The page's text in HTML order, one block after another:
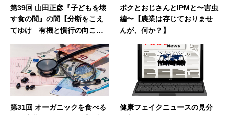
第39回 山田正彦『子どもを壊
す食の闇』の闇【分断をこえ
てゆけ 有機と慣行の向こう
ボクとおじさんとIPMと〜害虫
編〜【農業は存じておりませ
んが、何か？】
第31回 オーガニックを食べる
健康フェイクニュースの見分